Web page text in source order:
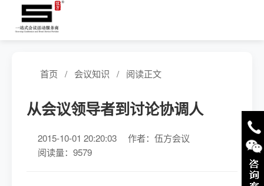
首页 / 会议知识 / 阅读正文
从会议领导者到讨论协调人
2015-10-01 20:20:03
作者：伍方会议
阅读量：9579